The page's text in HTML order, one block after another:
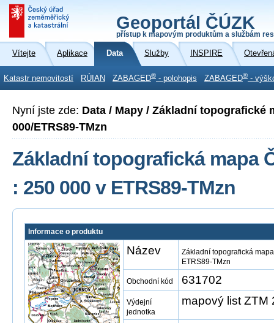
Geoportál ČÚZK
přístup k mapovým produktům a službám
Vítejte Aplikace Data Služby INSPIRE
Katastr nemovitostí RÚIAN ZABAGED® - polohopis ZABAGED® -
Nyní jste zde: Data / Mapy / Základní topografické
000/ETRS89-TMzn
Základní topografická mapa
: 250 000 v ETRS89-TMzn
Informace o produktu
Název
Základní topografická
ETRS89-TMzn
Obchodní kód 631702
Výdejní
jednotka
mapový list ZTM